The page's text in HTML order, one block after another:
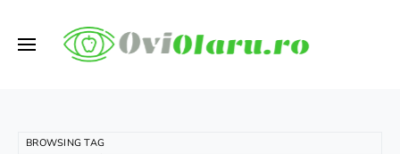
BROWSING TAG